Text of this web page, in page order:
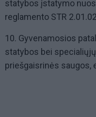
statybos įstatymo
reglamento STR
10. Gyvenamosios
statybos bei
priešgaisrinės saugos,